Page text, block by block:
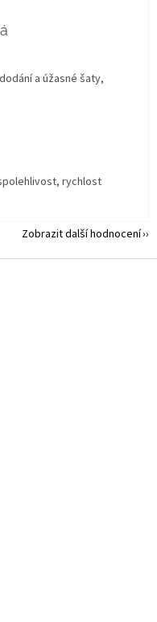
5 hvězdiček.
a úžasné šaty,
5 hvězdiček.
rychlost
Zobrazit další hodnocení